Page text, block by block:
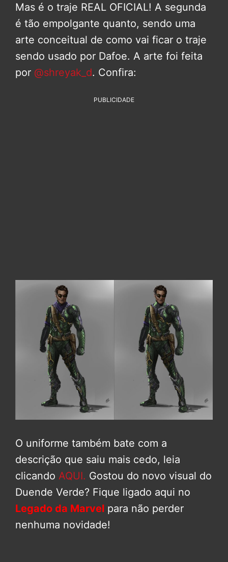
Mas é o traje REAL OFICIAL! A segunda
é tão empolgante quanto, sendo uma
arte conceitual de como vai ficar o traje
sendo usado por Dafoe. A arte foi feita
por @shreyak_d. Confira:
PUBLICIDADE
O uniforme também bate com a
descrição que saiu mais cedo, leia
clicando AQUI. Gostou do novo visual do
Duende Verde? Fique ligado aqui no
Legado da Marvel para não perder
nenhuma novidade!